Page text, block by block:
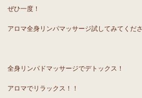
ぜひ一度！
アロマ全身リンパマッサージ試してみてくだ
全身リンパドマッサージでデトックス！
アロマでリラックス！！